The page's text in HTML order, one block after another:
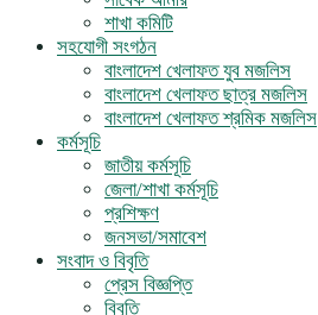
শাখা কমিটি
সহযোগী সংগঠন
বাংলাদেশ খেলাফত যুব মজলিস
বাংলাদেশ খেলাফত ছাত্র মজলিস
বাংলাদেশ খেলাফত শ্রমিক মজলিস
কর্মসূচি
জাতীয় কর্মসূচি
জেলা/শাখা কর্মসূচি
প্রশিক্ষণ
জনসভা/সমাবেশ
সংবাদ ও বিবৃতি
প্রেস বিজ্ঞপ্তি
বিবৃতি